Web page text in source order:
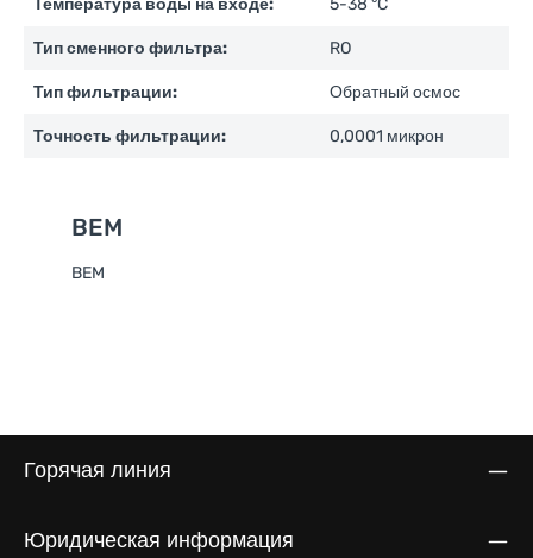
Температура воды на входе: 5-38 °C
Тип сменного фильтра: RO
Тип фильтрации: Обратный осмос
Точность фильтрации: 0,0001 микрон
BEM
BEM
Горячая линия
Юридическая информация